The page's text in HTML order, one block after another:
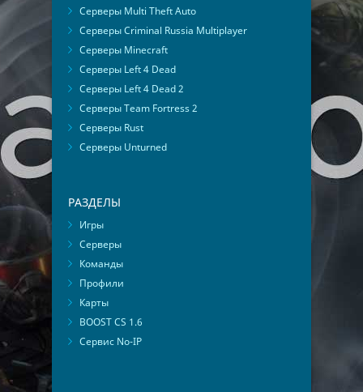
Серверы Multi Theft Auto
Серверы Criminal Russia Multiplayer
Серверы Minecraft
Серверы Left 4 Dead
Серверы Left 4 Dead 2
Серверы Team Fortress 2
Серверы Rust
Серверы Unturned
РАЗДЕЛЫ
Игры
Серверы
Команды
Профили
Карты
BOOST CS 1.6
Сервис No-IP